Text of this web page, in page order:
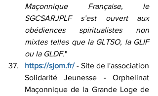
Maçonnique Française, le
SGCSARJPLF s’est ouvert aux
obédiences spiritualistes non
mixtes telles que la GLTSO, la GLIF
ou la GLDF."
https://sjom.fr/ - Site de l'association
Solidarité Jeunesse - Orphelinat
Maçonnique de la Grande Loge de